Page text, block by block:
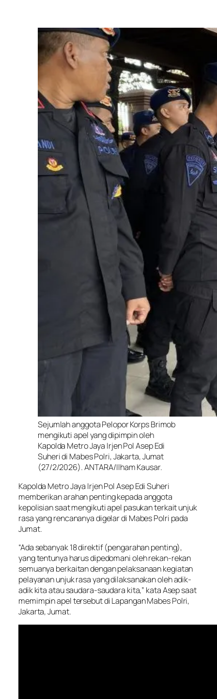
Sejumlah anggota Pelopor Korps Brimob
mengikuti apel yang dipimpin oleh
Kapolda Metro Jaya Irjen Pol Asep Edi
Suheri di Mabes Polri, Jakarta, Jumat
(27/2/2026). ANTARA/Ilham Kausar.
Kapolda Metro Jaya Irjen Pol Asep Edi Suheri
memberikan arahan penting kepada anggota
kepolisian saat mengikuti apel pasukan terkait unjuk
rasa yang rencananya digelar di Mabes Polri pada
Jumat.
“Ada sebanyak 18 direktif (pengarahan penting),
yang tentunya harus dipedomani oleh rekan-rekan
semuanya berkaitan dengan pelaksanaan kegiatan
pelayanan unjuk rasa yang dilaksanakan oleh adik-
adik kita atau saudara-saudara kita,” kata Asep saat
memimpin apel tersebut di Lapangan Mabes Polri,
Jakarta, Jumat.